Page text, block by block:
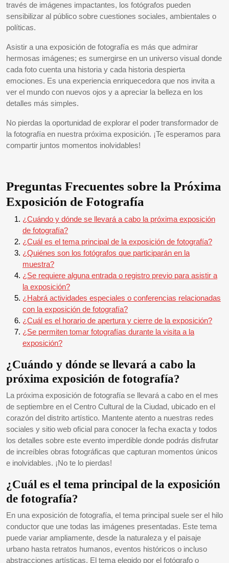
través de imágenes impactantes, los fotógrafos pueden
sensibilizar al público sobre cuestiones sociales, ambientales o
políticas.
Asistir a una exposición de fotografía es más que admirar
hermosas imágenes; es sumergirse en un universo visual donde
cada foto cuenta una historia y cada historia despierta
emociones. Es una experiencia enriquecedora que nos invita a
ver el mundo con nuevos ojos y a apreciar la belleza en los
detalles más simples.
No pierdas la oportunidad de explorar el poder transformador de
la fotografía en nuestra próxima exposición. ¡Te esperamos para
compartir juntos momentos inolvidables!
Preguntas Frecuentes sobre la Próxima
Exposición de Fotografía
¿Cuándo y dónde se llevará a cabo la próxima exposición
de fotografía?
¿Cuál es el tema principal de la exposición de fotografía?
¿Quiénes son los fotógrafos que participarán en la
muestra?
¿Se requiere alguna entrada o registro previo para asistir a
la exposición?
¿Habrá actividades especiales o conferencias relacionadas
con la exposición de fotografía?
¿Cuál es el horario de apertura y cierre de la exposición?
¿Se permiten tomar fotografías durante la visita a la
exposición?
¿Cuándo y dónde se llevará a cabo la
próxima exposición de fotografía?
La próxima exposición de fotografía se llevará a cabo en el mes
de septiembre en el Centro Cultural de la Ciudad, ubicado en el
corazón del distrito artístico. Mantente atento a nuestras redes
sociales y sitio web oficial para conocer la fecha exacta y todos
los detalles sobre este evento imperdible donde podrás disfrutar
de increíbles obras fotográficas que capturan momentos únicos
e inolvidables. ¡No te lo pierdas!
¿Cuál es el tema principal de la exposición
de fotografía?
En una exposición de fotografía, el tema principal suele ser el hilo
conductor que une todas las imágenes presentadas. Este tema
puede variar ampliamente, desde la naturaleza y el paisaje
urbano hasta retratos humanos, eventos históricos o incluso
abstracciones artísticas. El tema elegido por el fotógrafo o